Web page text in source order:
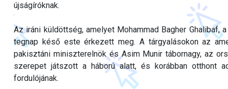
újságíróknak.
Az iráni küldöttség, amelyet Mohammad Bagher Ghalibaf,
tegnap késő este érkezett meg. A tárgyalásokon az
pakisztáni miniszterelnök és Asim Munir tábornagy, az
szerepet játszott a háború alatt, és korábban otthont
fordulójának.